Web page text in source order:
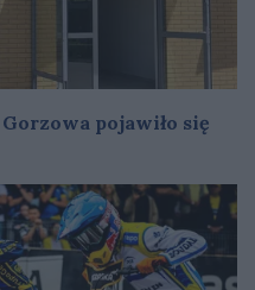
pojawiło się